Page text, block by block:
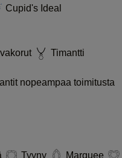
Cupid's Ideal
Timantti
nopeampaa toimitusta
Tyyny
Marquee